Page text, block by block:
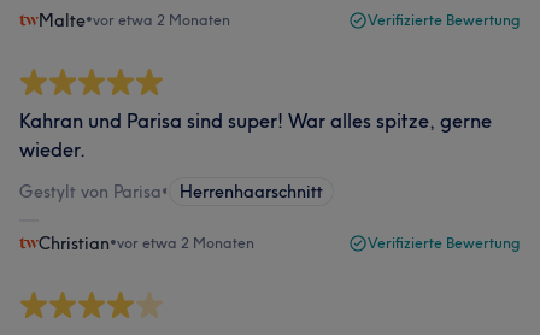
Malte•vor etwa 2 Monaten Verifizierte Bewertung
Kahran und Parisa sind super! War alles spitze, gerne
wieder.
Gestylt von Parisa• Herrenhaarschnitt
Christian•vor etwa 2 Monaten Verifizierte Bewertung